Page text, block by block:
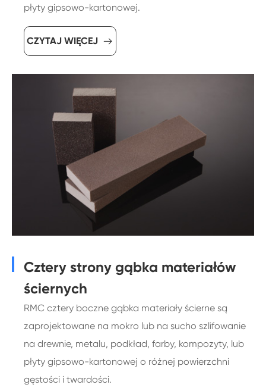
płyty gipsowo-kartonowej.
CZYTAJ WIĘCEJ 
Cztery strony gąbka materiałów
ściernych
RMC cztery boczne gąbka materiały ścierne są
zaprojektowane na mokro lub na sucho szlifowanie
na drewnie, metalu, podkład, farby, kompozyty, lub
płyty gipsowo-kartonowej o różnej powierzchni
gęstości i twardości.